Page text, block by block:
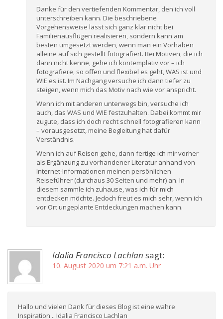
Danke für den vertiefenden Kommentar, den ich voll
unterschreiben kann. Die beschriebene
Vorgehensweise lässt sich ganz klar nicht bei
Familienausflügen realisieren, sondern kann am
besten umgesetzt werden, wenn man ein Vorhaben
alleine auf sich gestellt fotografiert. Bei Motiven, die ich
dann nicht kenne, gehe ich kontemplativ vor – ich
fotografiere, so offen und flexibel es geht, WAS ist und
WIE es ist. Im Nachgang versuche ich dann tiefer zu
steigen, wenn mich das Motiv nach wie vor anspricht.
Wenn ich mit anderen unterwegs bin, versuche ich
auch, das WAS und WIE festzuhalten. Dabei kommt mir
zugute, dass ich doch recht schnell fotografieren kann
– vorausgesetzt, meine Begleitung hat dafür
Verständnis.
Wenn ich auf Reisen gehe, dann fertige ich mir vorher
als Ergänzung zu vorhandener Literatur anhand von
Internet-Informationen meinen persönlichen
Reiseführer (durchaus 30 Seiten und mehr) an. In
diesem sammle ich zuhause, was ich für mich
entdecken möchte. Jedoch freut es mich sehr, wenn ich
vor Ort ungeplante Entdeckungen machen kann.
Idalia Francisco Lachlan sagt:
10. August 2020 um 7:21 a.m. Uhr
Hallo und vielen Dank für dieses Blog ist eine wahre
Inspiration .. Idalia Francisco Lachlan